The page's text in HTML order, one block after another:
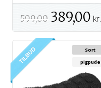
599,00 389,00 kr.
Sort
pigpude